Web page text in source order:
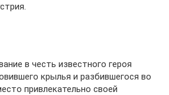
в честь известного героя
крылья и разбившегося во
привлекательно своей